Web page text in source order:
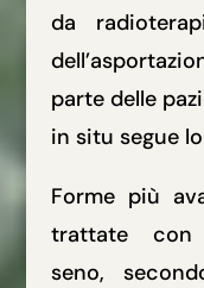
da
parte delle
in situ segue
Forme più
trattate con
seno,